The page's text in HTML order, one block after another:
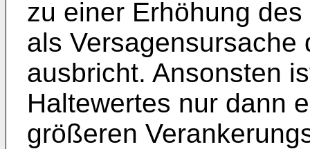
zu einer Erhöhung
als Versagensursache
ausbricht. Ansonsten
Haltewertes nur dann
größeren